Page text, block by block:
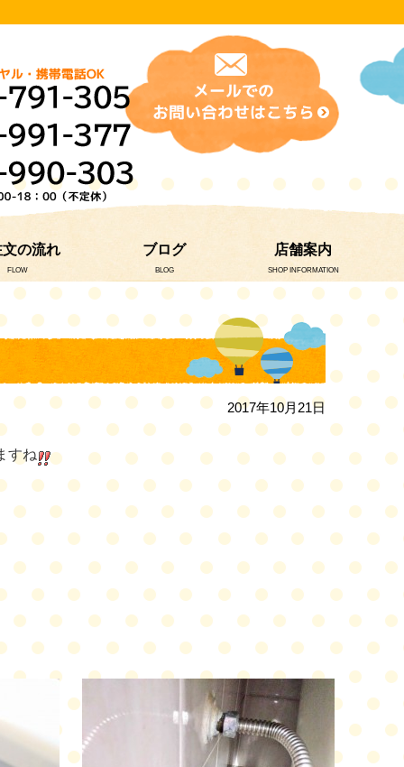
文の流れ
FLOW
ブログ
BLOG
店舗案内
SHOP INFORMATION
2017年10月21日
すね